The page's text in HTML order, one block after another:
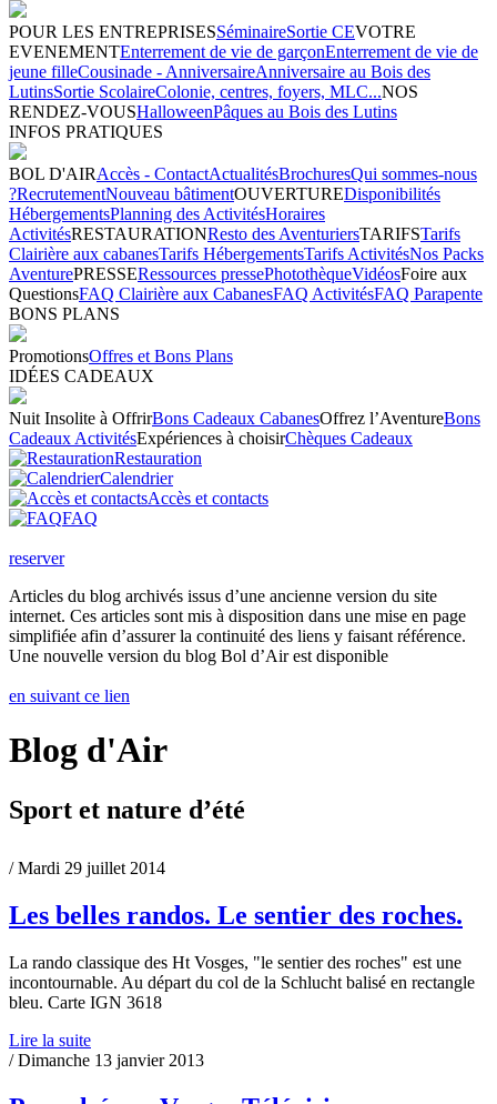
POUR LES ENTREPRISESSéminaireSortie CEVOTRE
EVENEMENTEnterrement de vie de garçonEnterrement de vie de
jeune filleCousinade - AnniversaireAnniversaire au Bois des
LutinsSortie ScolaireColonie, centres, foyers, MLC...NOS
RENDEZ-VOUSHalloweenPâques au Bois des Lutins
INFOS PRATIQUES
BOL D'AIRAccès - ContactActualitésBrochuresQui sommes-nous
?RecrutementNouveau bâtimentOUVERTUREDisponibilités
HébergementsPlanning des ActivitésHoraires
ActivitésRESTAURATIONResto des AventuriersTARIFSTarifs
Clairière aux cabanesTarifs HébergementsTarifs ActivitésNos Packs
AventurePRESSERessources pressePhotothèqueVidéosFoire aux
QuestionsFAQ Clairière aux CabanesFAQ ActivitésFAQ Parapente
BONS PLANS
PromotionsOffres et Bons Plans
IDÉES CADEAUX
Nuit Insolite à OffrirBons Cadeaux CabanesOffrez l’AventureBons
Cadeaux ActivitésExpériences à choisirChèques Cadeaux
Restauration
Calendrier
Accès et contacts
FAQ
reserver
Articles du blog archivés issus d’une ancienne version du site
internet. Ces articles sont mis à disposition dans une mise en page
simplifiée afin d’assurer la continuité des liens y faisant référence.
Une nouvelle version du blog Bol d’Air est disponible
en suivant ce lien
Blog d'Air
Sport et nature d’été
/ Mardi 29 juillet 2014
Les belles randos. Le sentier des roches.
La rando classique des Ht Vosges, "le sentier des roches" est une
incontournable. Au départ du col de la Schlucht balisé en rectangle
bleu. Carte IGN 3618
Lire la suite
/ Dimanche 13 janvier 2013